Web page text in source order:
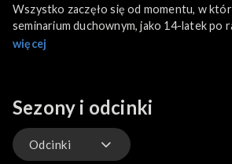
Wszystko zaczęło się od momentu, w
seminarium duchownym, jako 14-latek po
marihuanę. Stracił wiele szans w swoim
także, co to znaczy być dorosłym
oraz jak działa Haart Kenya, organizacja
ludźmi.
więcej
Sezony i odcinki
Odcinki